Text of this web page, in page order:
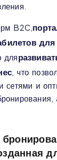
B2C,
для
для
, что
сетями и